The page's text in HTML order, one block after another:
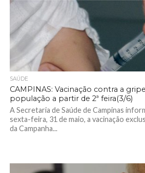
SAÚDE
CAMPINAS: Vacinação contra a
população a partir de 2ª feira(3/6)
A Secretaria de Saúde de Campinas
sexta-feira, 31 de maio, a vacinação
da Campanha...